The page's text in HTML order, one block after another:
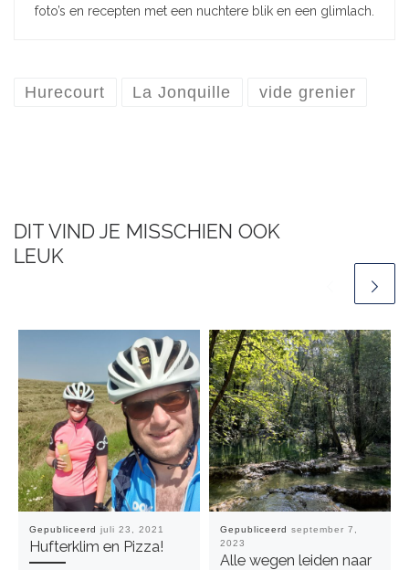
foto’s en recepten met een nuchtere blik en een glimlach.
Hurecourt La Jonquille vide grenier
DIT VIND JE MISSCHIEN OOK
LEUK
Gepubliceerd juli 23, 2021
Hufterklim en Pizza!
Gepubliceerd september 7,
2023
Alle wegen leiden naar